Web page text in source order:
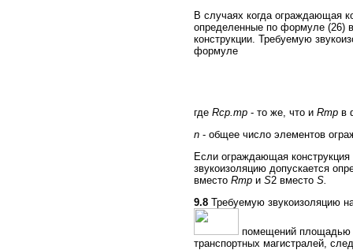
В случаях когда ограждающая
определенные по формуле (26)
конструкции. Требуемую
формуле
где Rср.тр - то же, что и Rтр в
n - общее число элементов
Если ограждающая
звукоизоляцию допускается
вместо Rтр и S2 вместо S.
9.8 Требуемую звукоизоляцию
помещений площадью
транспортных магистралей,